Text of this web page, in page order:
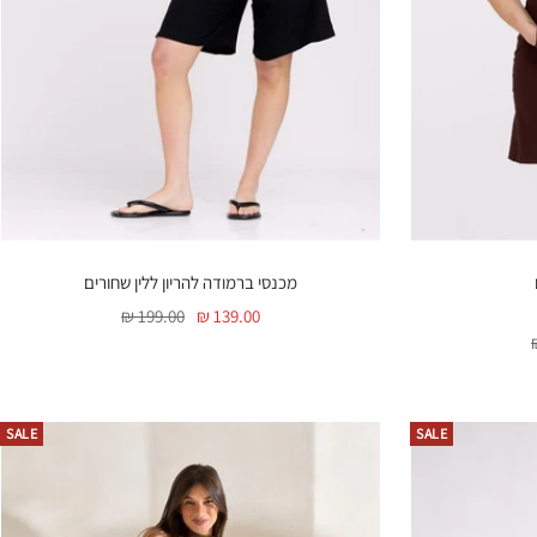
מכנסי ברמודה להריון ללין שחורים
מחיר
139.00 ₪
מחיר
199.00 ₪
SALE
SALE